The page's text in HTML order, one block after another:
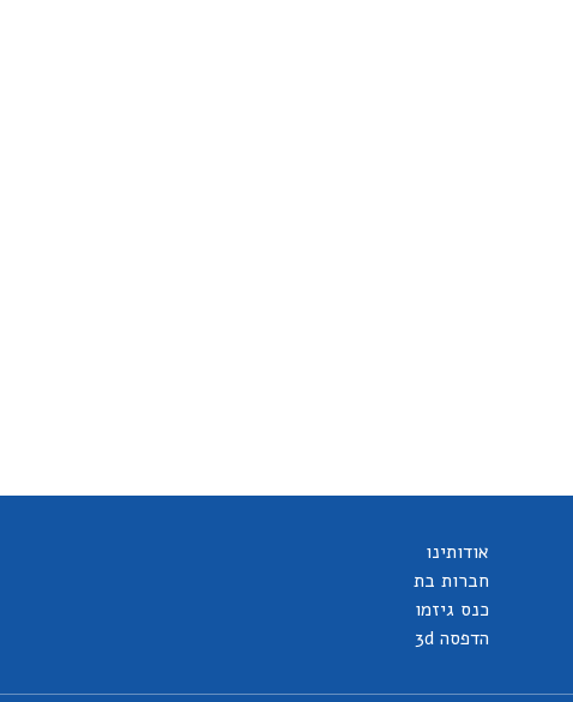
אודותינו
חברות בת
כנס גיזמו
הדפסה 3d